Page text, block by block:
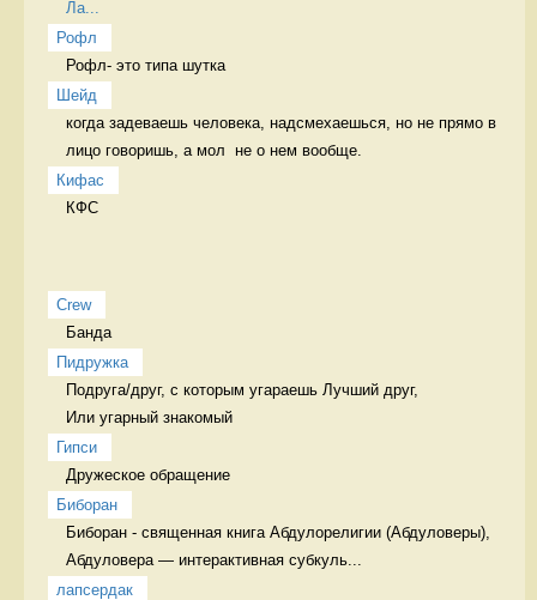
Ла...
Рофл
Рофл- это типа шутка
Шейд
когда задеваешь человека, надсмехаешься, но не прямо в
лицо говоришь, а мол  не о нем вообще.
Кифас
КФС
Crew
Банда
Пидружка
Подруга/друг, с которым угараешь Лучший друг,
Или угарный знакомый
Гипси
Дружеское обращение
Биборан
Биборан - священная книга Абдулорелигии (Абдуловеры),
Абдуловера — интерактивная субкуль...
лапсердак